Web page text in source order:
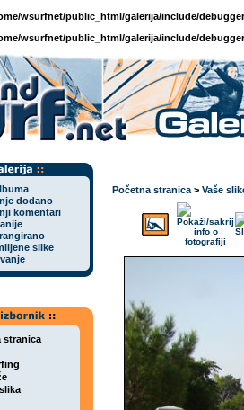
wsurfnet/public_html/galerija/include/
wsurfnet/public_html/galerija/include/
dodano
komentari
slike
stranica
Početna stranica > Vaše